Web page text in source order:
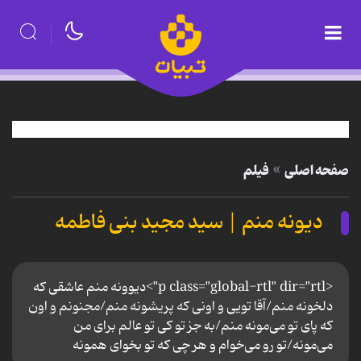
صفحه اصلی فیلم
دیونه منم | سید مجید بنی فاطمه
<p class="global-rtl" dir="rtl">دیوونه منم عاشقی که
دلخونه منم/آقا تویی و اونی که پریشونه منم/مجنونم و اون
که پای تو می‌مونه منم/به جز تو کی تو عالم برای من
می‌مونه/تو رو می‌خوام و هر چی که تو بخوای همونه